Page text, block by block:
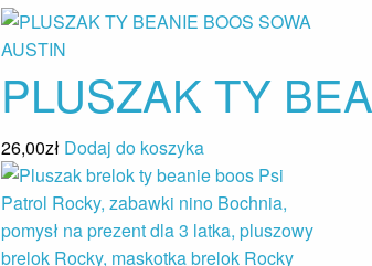
PLUSZAK TY
26,00zł Dodaj do koszyka